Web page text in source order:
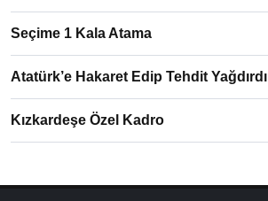
Seçime 1 Kala Atama
Atatürk’e Hakaret Edip Tehdit Yağdırdı
Kızkardeşe Özel Kadro